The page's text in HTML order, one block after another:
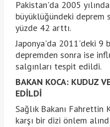
Pakistan'da 2005
büyüklüğündeki deprem
yüzde 42 arttı.
Japonya'da 2011'deki 9
depremden sonra ise
salgınları tespit edildi.
BAKAN KOCA: KUDUZ
EDİLDİ
Sağlık Bakanı Fahrettin
karşı bir dizi önlem